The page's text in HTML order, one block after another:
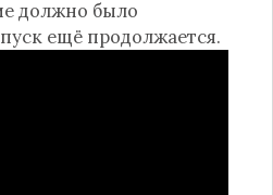
должно было
ещё продолжается.